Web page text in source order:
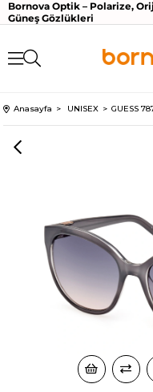
Bornova Optik – Polarize,
Güneş Gözlükleri
Anasayfa UNISEX GUESS